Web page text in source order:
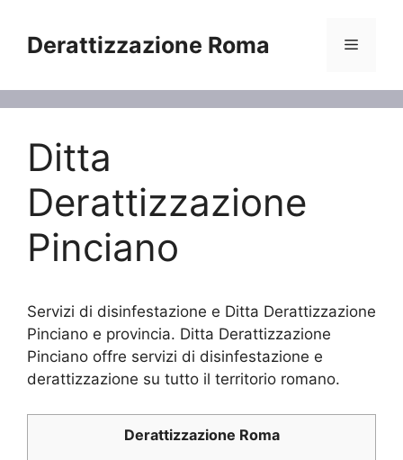
contenuto
Derattizzazione Roma Menu
Ditta
Derattizzazione
Pinciano
Servizi di disinfestazione e Ditta Derattizzazione
Pinciano e provincia. Ditta Derattizzazione
Pinciano offre servizi di disinfestazione e
derattizzazione su tutto il territorio romano.
Derattizzazione Roma